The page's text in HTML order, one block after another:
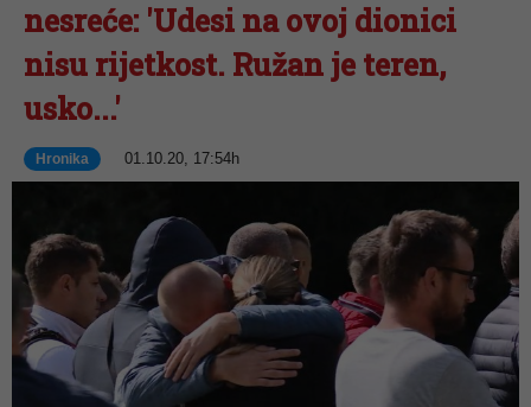
nesreće: 'Udesi na ovoj dionici
nisu rijetkost. Ružan je teren,
usko...'
Hronika 01.10.20, 17:54h